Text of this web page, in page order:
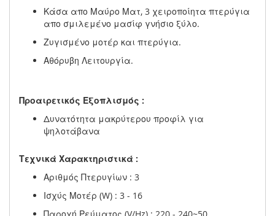
Κάσα απο Μαύρο Ματ, 3 χειροποίητα πτερύγια
απο σμιλεμένο μασίφ γνήσιο ξύλο.
Ζυγισμένο μοτέρ και πτερύγια.
Αθόρυβη Λειτουργία.
Προαιρετικός Εξοπλισμός :
Δυνατότητα μακρύτερου προφίλ για
ψηλοτάβανα
Τεχνικά Χαρακτηριστικά :
Αριθμός Πτερυγίων : 3
Ισχύς Μοτέρ (W) : 3 - 16
Παροχή Ρεύματος (V/Hz) : 220 - 240~50